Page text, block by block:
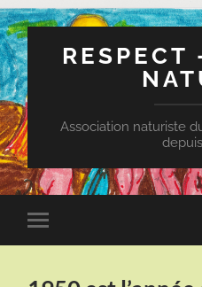
Association naturiste
Toggle
mobile